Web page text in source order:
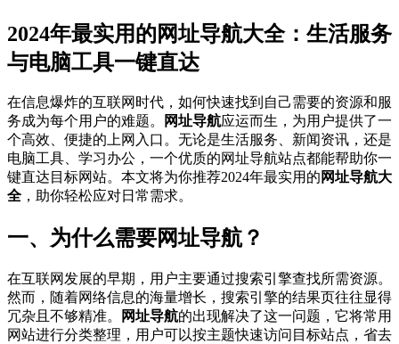
2024年最实用的网址导航大全：生活服务
与电脑工具一键直达
在信息爆炸的互联网时代，如何快速找到自己需要的资源和服
务成为每个用户的难题。
网址导航应运而生，为用户提供了一
个高效、便捷的上网入口。无论是生活服务、新闻资讯，还是
电脑工具、学习办公，一个优质的网址导航站点都能帮助你一
键直达目标网站。本文将为你推荐2024年最实用的 网址导航大
全 ，助你轻松应对日常需求。
一、为什么需要网址导航？
在互联网发展的早期，用户主要通过搜索引擎查找所需资源。
然而，随着网络信息的海量增长，搜索引擎的结果页往往显得
冗杂且不够精准。
网址导航的出现解决了这一问题，它将常用
网站进行分类整理，用户可以按主题快速访问目标站点，省去